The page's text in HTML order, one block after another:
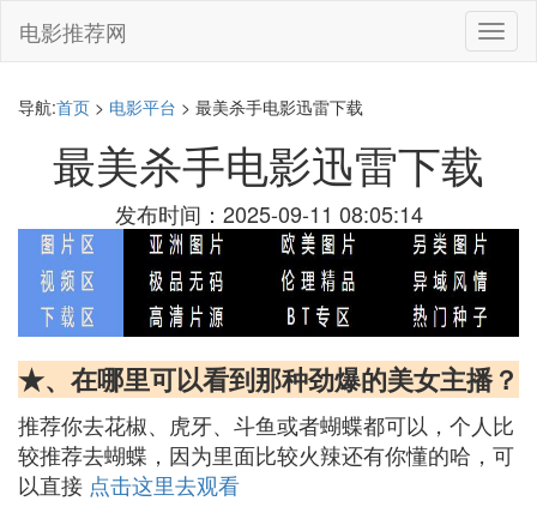
切
换
电影推荐网
导航:首页 > 电影平台 > 最美杀手电影迅雷下载
最美杀手电影迅雷下载
发布时间：2025-09-11 08:05:14
★、在哪里可以看到那种劲爆的美女主播？
推荐你去花椒、虎牙、斗鱼或者蝴蝶都可以，个人比
较推荐去蝴蝶，因为里面比较火辣还有你懂的哈，可
以直接 点击这里去观看